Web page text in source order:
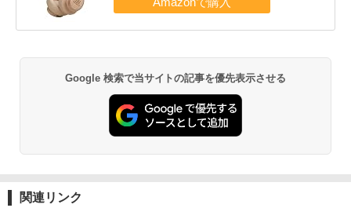
Google 検索で当サイトの記事を優先表示させる
関連リンク